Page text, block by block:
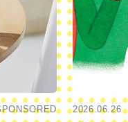
2026.06.26